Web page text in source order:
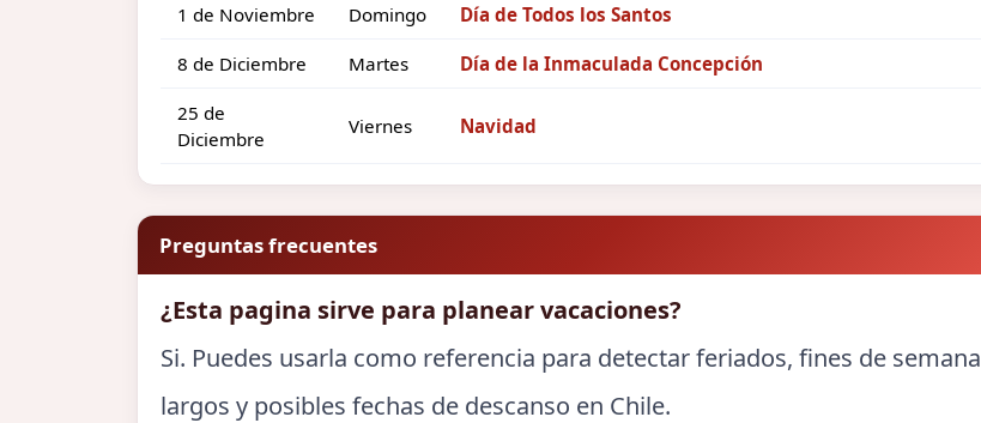
1 de Noviembre Domingo Día de Todos los Santos
8 de Diciembre Martes Día de la Inmaculada Concepción
25 de
Diciembre
Viernes Navidad
Preguntas frecuentes
¿Esta pagina sirve para planear vacaciones?
Si. Puedes usarla como referencia para detectar feriados, fines de semana
largos y posibles fechas de descanso en Chile.